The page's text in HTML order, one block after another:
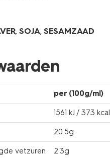
, SOJA, SESAMZAAD
per (100g/ml)
1561 kJ / 373 kcal
20.5g
vetzuren 2.3g